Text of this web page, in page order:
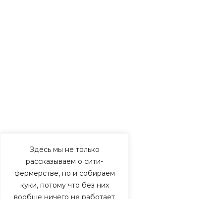
Здесь мы не только
рассказываем о сити-
фермерстве, но и собираем
куки, потому что без них
вообще ничего не работает